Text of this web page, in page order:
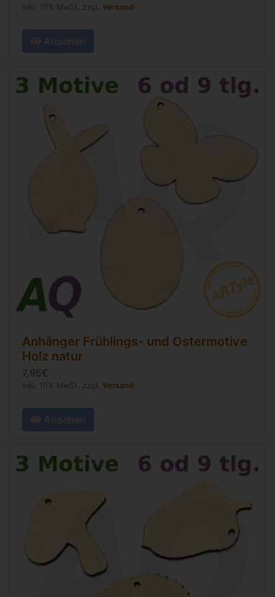
inkl. 19% MwSt. zzgl. Versand
Ansehen
Anhänger Frühlings- und Ostermotive
Holz natur
7,95€
inkl. 19% MwSt. zzgl. Versand
Ansehen